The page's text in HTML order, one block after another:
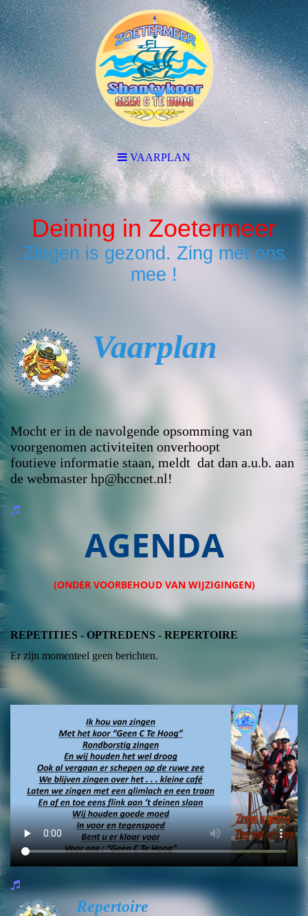
VAARPLAN
Deining in Zoetermeer
Zingen is gezond. Zing met ons
mee !
Vaarplan
Mocht er in de navolgende opsomming van
voorgenomen activiteiten onverhoopt
foutieve informatie staan, meldt dat dan a.u.b. aan
de webmaster hp@hccnet.nl!
AGENDA
(ONDER VOORBEHOUD VAN WIJZIGINGEN)
REPETITIES - OPTREDENS - REPERTOIRE
Er zijn momenteel geen berichten.
Repertoire